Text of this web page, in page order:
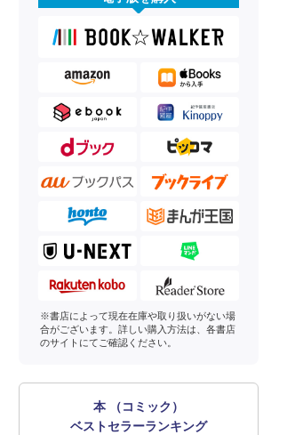
※書店によって現在在庫や取り扱いがない場
合がございます。詳しい購入方法は、各書店
のサイトにてご確認ください。
本 （コミック）
ベストセラーランキング